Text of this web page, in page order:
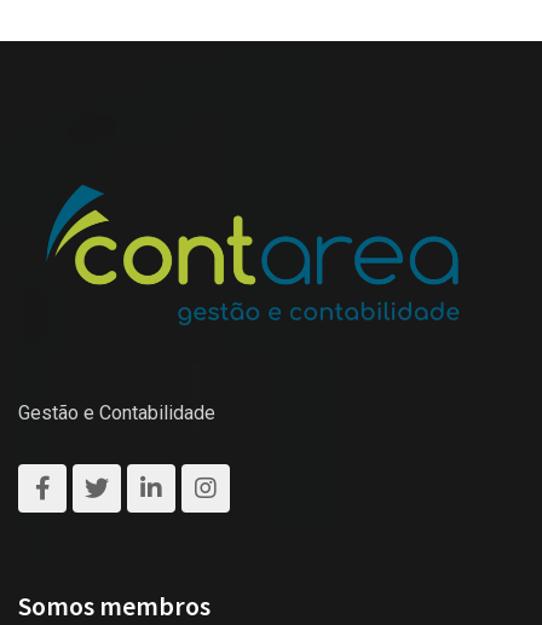
Gestão e Contabilidade
Somos membros